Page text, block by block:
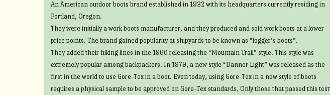
An American outdoor boots brand established in 1932 with its headquarters currently residing in
Portland, Oregon.
They were initially a work boots manufacturer, and they produced and sold work boots at a lower
price points. The brand gained popularity at shipyards to be known as “logger’s boots”.
They added their hiking lines in the 1960 releasing the “Mountain Trail” style. This style was
extremely popular among backpackers. In 1979, a new style “Danner Light” was released as the
first in the world to use Gore-Tex in a boot. Even today, using Gore-Tex in a new style of boots
requires a physical sample to be approved on Gore-Tex standards. Only those that passed this test